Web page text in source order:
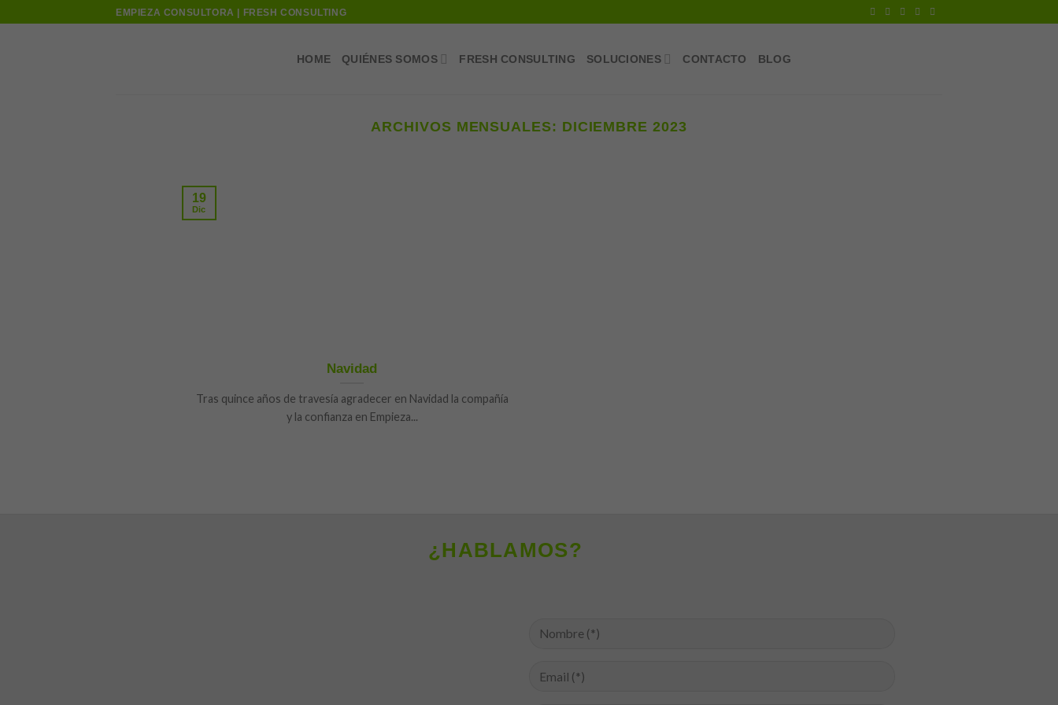
to
EMPIEZA CONSULTORA | FRESH CONSULTING
HOME QUIÉNES SOMOS FRESH CONSULTING SOLUCIONES CONTACTO BLOG
ARCHIVOS MENSUALES: DICIEMBRE 2023
Navidad
Tras quince años de travesía agradecer en Navidad la compañía
y la confianza en Empieza...
19
Dic
¿HABLAMOS?